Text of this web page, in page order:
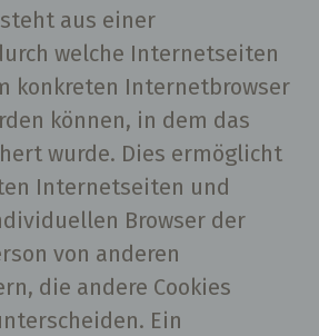
aus einer
welche Internetseiten
konkreten Internetbrowser
können, in dem das
wurde. Dies ermöglicht
Internetseiten und
Browser der
von anderen
die andere Cookies
Ein